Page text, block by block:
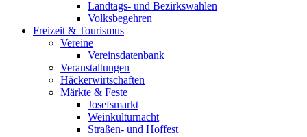
Landtags- und Bezirkswahlen
Volksbegehren
Freizeit & Tourismus
Vereine
Vereinsdatenbank
Veranstaltungen
Häckerwirtschaften
Märkte & Feste
Josefsmarkt
Weinkulturnacht
Straßen- und Hoffest